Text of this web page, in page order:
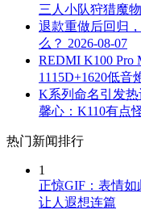
三人小队狩猎魔
退款重做后回归
么？ 2026-08-07
REDMI K100 Pro
1115D+1620低音
K系列命名引发
馨心：K110有点
热门新闻排行
1
正惊GIF：表情
让人遐想连篇